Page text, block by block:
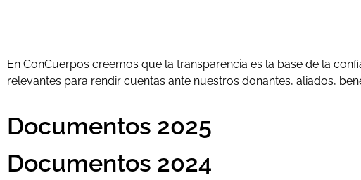
En ConCuerpos creemos que la transparencia es la base de la
relevantes para rendir cuentas ante nuestros donantes, aliados,
Documentos 2025
Documentos 2024